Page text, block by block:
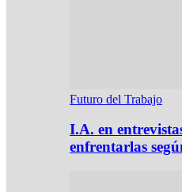
Futuro del Trabajo
I.A. en
enfrentarlas